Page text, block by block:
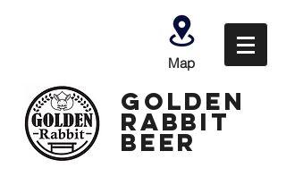
Map
GOLDEN
Rabbit
Beer